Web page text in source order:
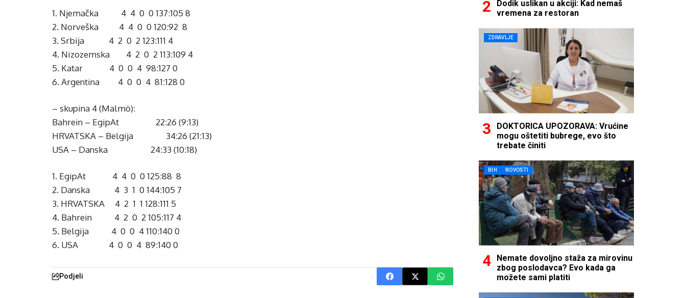
1. Njemačka 4 4 0 0 137:105 8
2. Norveška 4 4 0 0 120:92 8
3. Srbija 4 2 0 2 123:111 4
4. Nizozemska 4 2 0 2 113:109 4
5. Katar 4 0 0 4 98:127 0
6. Argentina 4 0 0 4 81:128 0
– skupina 4 (Malmö):
Bahrein – EgipAt 22:26 (9:13)
HRVATSKA – Belgija 34:26 (21:13)
USA – Danska 24:33 (10:18)
1. EgipAt 4 4 0 0 125:88 8
2. Danska 4 3 1 0 144:105 7
3. HRVATSKA 4 2 1 1 128:111 5
4. Bahrein 4 2 0 2 105:117 4
5. Belgija 4 0 0 4 110:140 0
6. USA 4 0 0 4 89:140 0
Podjeli
Dodik uslikan u akciji: Kad nemaš
vremena za restoran
ZDRAVLJE
DOKTORICA UPOZORAVA: Vrućine
mogu oštetiti bubrege, evo što
trebate činiti
BIH NOVOSTI
Nemate dovoljno staža za mirovinu
zbog poslodavca? Evo kada ga
možete sami platiti